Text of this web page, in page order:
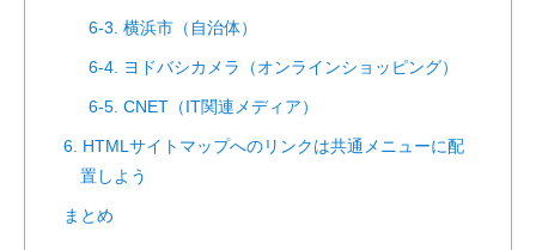
6-3. 横浜市（自治体）
6-4. ヨドバシカメラ（オンラインショッピング）
6-5. CNET（IT関連メディア）
6. HTMLサイトマップへのリンクは共通メニューに配
置しよう
まとめ